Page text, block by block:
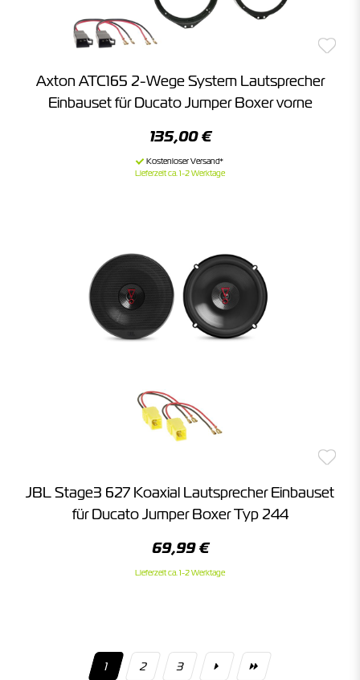
Axton ATC165 2-Wege System Lautsprecher
Einbauset für Ducato Jumper Boxer vorne
135,00 €
Lieferzeit ca. 1-2 Werktage
JBL Stage3 627 Koaxial Lautsprecher Einbauset
für Ducato Jumper Boxer Typ 244
69,99 €
Lieferzeit ca. 1-2 Werktage
1 2 3